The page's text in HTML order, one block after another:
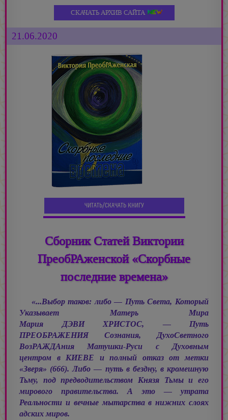
СКАЧАТЬ АРХИВ САЙТА
21.06.2020
ЧИТАТЬ/СКАЧАТЬ КНИГУ
Сборник Статей Виктории
ПреобРАженской «Скорбные
последние времена»
«...Выбор таков: либо — Путь Света, Который
Указывает Матерь Мира
Мария ДЭВИ ХРИСТОС, —Путь
ПРЕОБРАЖЕНИЯ Сознания, ДухоСветного
ВозРАЖДАния Матушки-Руси с Духовным
центром в КИЕВЕ и полный отказ от метки
«Зверя» (666). Либо — путь в бездну, в кромешную
Тьму, под предводительством Князя Тьмы и его
мирового правительства. А это — утрата
Реальности и вечные мытарства в нижних слоях
адских миров.